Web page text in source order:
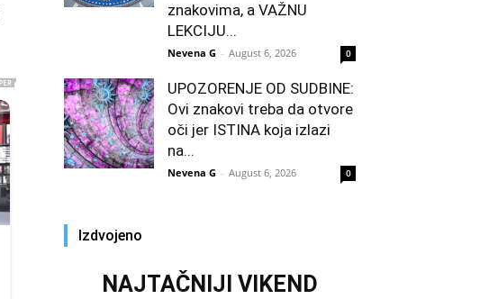
znakovima, a VAŽNU
LEKCIJU...
Nevena G - August 6, 2026 0
UPOZORENJE OD SUDBINE:
Ovi znakovi treba da otvore
oči jer ISTINA koja izlazi
na...
Nevena G - August 6, 2026 0
Izdvojeno
NAJTAČNIJI VIKEND